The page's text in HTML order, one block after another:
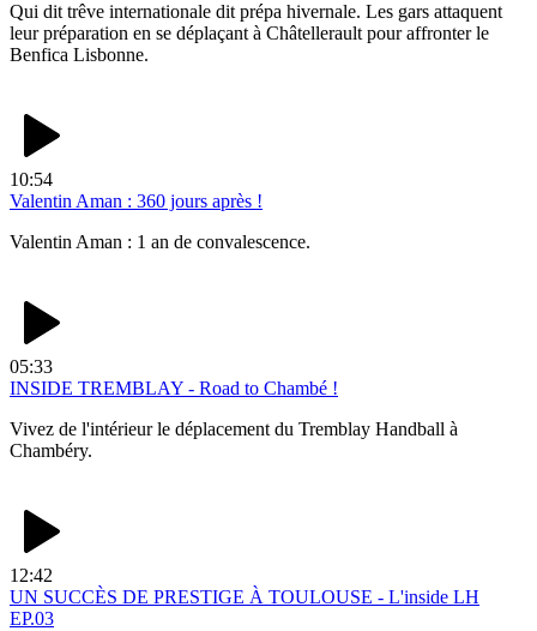
Qui dit trêve internationale dit prépa hivernale. Les gars attaquent
leur préparation en se déplaçant à Châtellerault pour affronter le
Benfica Lisbonne.
10:54
Valentin Aman : 360 jours après !
Valentin Aman : 1 an de convalescence.
05:33
INSIDE TREMBLAY - Road to Chambé !
Vivez de l'intérieur le déplacement du Tremblay Handball à
Chambéry.
12:42
UN SUCCÈS DE PRESTIGE À TOULOUSE - L'inside LH
EP.03